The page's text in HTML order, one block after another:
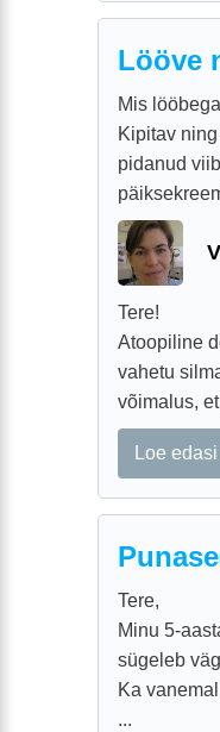
Lööve
Mis
Kipitav
pidanud
Tere!
Atoopiline
vahetu
võimalus,
Loe edasi
Tere,
Minu 5-
sügeleb
Ka
...